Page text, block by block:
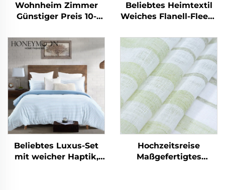
Wohnheim Zimmer
Günstiger Preis 10-
Schlafzimmer
Steppdecken Set
Beliebtes Heimtextil
Weiches Flanell-Fleece
Wendebettdecken-Set
aus Plüsch-Sherpa
und Steppdecke
Beliebtes Luxus-Set
mit weicher Haptik,
Hochzeitsreise
Maßgefertigtes